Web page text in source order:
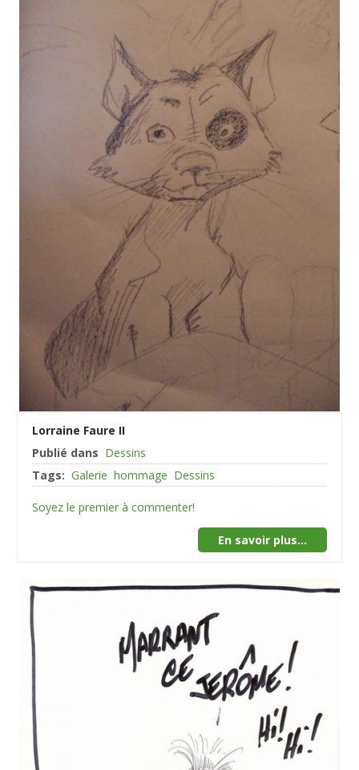
Lorraine Faure II
Publié dans Dessins
Tags: Galerie hommage Dessins
Soyez le premier à commenter!
En savoir plus...